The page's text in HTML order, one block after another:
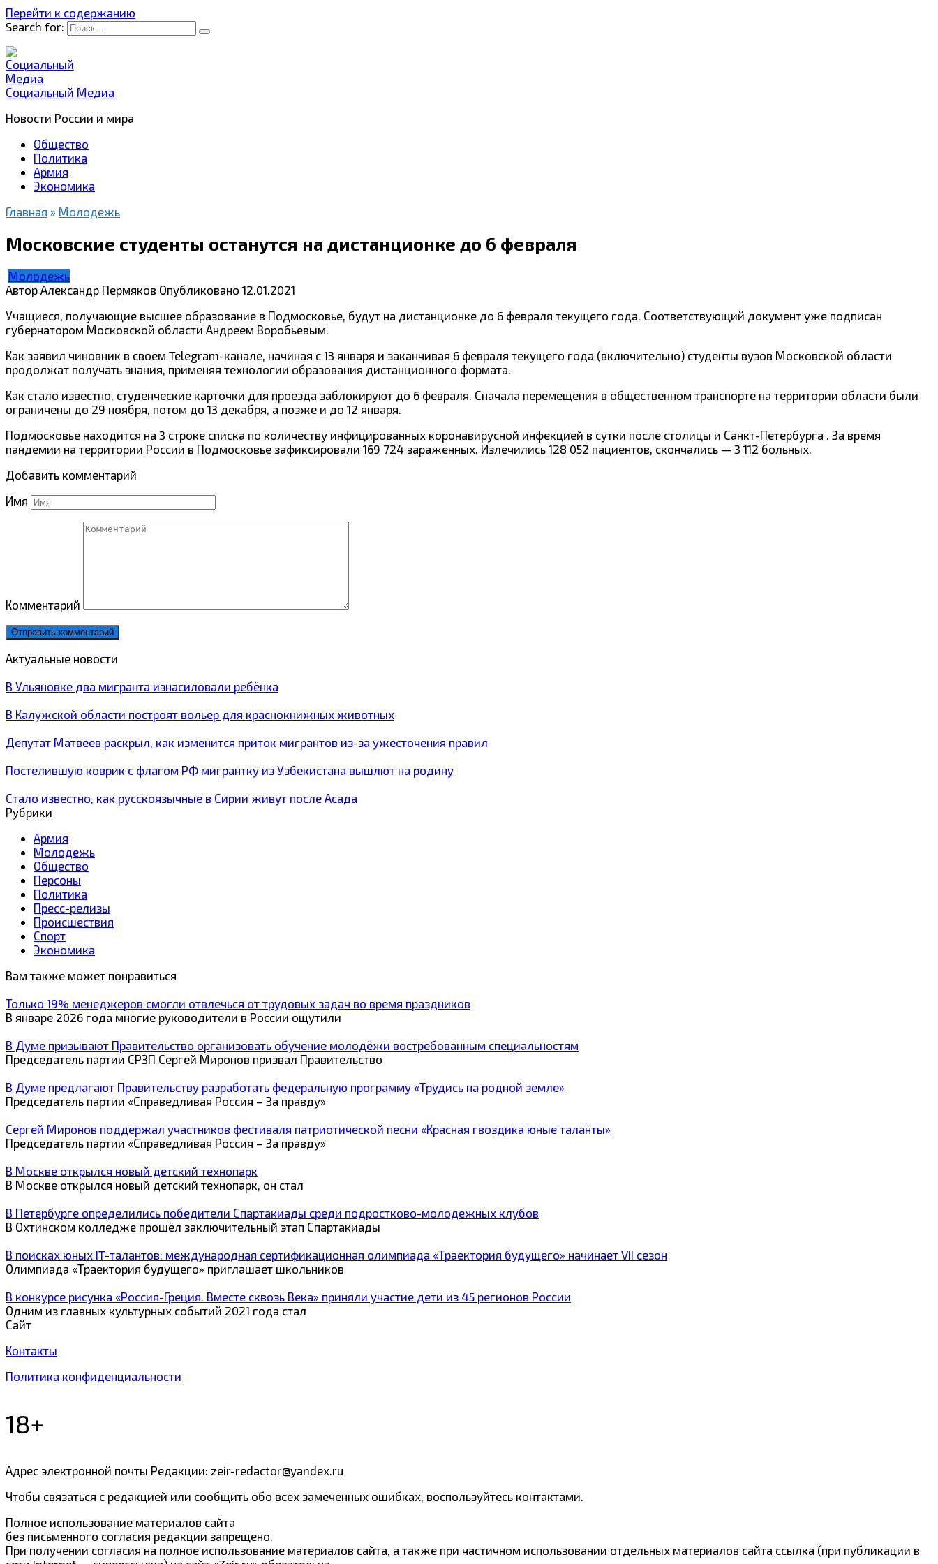
Перейти к содержанию
Search for:
Социальный Медиа
Новости России и мира
Общество
Политика
Армия
Экономика
Главная » Молодежь
Московские студенты останутся на дистанционке до 6 февраля
Молодежь
Автор Александр Пермяков Опубликовано 12.01.2021
Учащиеся, получающие высшее образование в Подмосковье, будут на дистанционке до 6 февраля текущего года. Соответствующий документ уже подписан
губернатором Московской области Андреем Воробьевым.
Как заявил чиновник в своем Telegram-канале, начиная с 13 января и заканчивая 6 февраля текущего года (включительно) студенты вузов Московской области
продолжат получать знания, применяя технологии образования дистанционного формата.
Как стало известно, студенческие карточки для проезда заблокируют до 6 февраля. Сначала перемещения в общественном транспорте на территории области были
ограничены до 29 ноября, потом до 13 декабря, а позже и до 12 января.
Подмосковье находится на 3 строке списка по количеству инфицированных коронавирусной инфекцией в сутки после столицы и Санкт-Петербурга . За время
пандемии на территории России в Подмосковье зафиксировали 169 724 зараженных. Излечились 128 052 пациентов, скончались — 3 112 больных.
Добавить комментарий
Имя
Комментарий
Актуальные новости
В Ульяновке два мигранта изнасиловали ребёнка
В Калужской области построят вольер для краснокнижных животных
Депутат Матвеев раскрыл, как изменится приток мигрантов из-за ужесточения правил
Постелившую коврик с флагом РФ мигрантку из Узбекистана вышлют на родину
Стало известно, как русскоязычные в Сирии живут после Асада
Рубрики
Армия
Молодежь
Общество
Персоны
Политика
Пресс-релизы
Происшествия
Спорт
Экономика
Вам также может понравиться
Только 19% менеджеров смогли отвлечься от трудовых задач во время праздников
В январе 2026 года многие руководители в России ощутили
В Думе призывают Правительство организовать обучение молодёжи востребованным специальностям
Председатель партии СРЗП Сергей Миронов призвал Правительство
В Думе предлагают Правительству разработать федеральную программу «Трудись на родной земле»
Председатель партии «Справедливая Россия – За правду»
Сергей Миронов поддержал участников фестиваля патриотической песни «Красная гвоздика юные таланты»
Председатель партии «Справедливая Россия – За правду»
В Москве открылся новый детский технопарк
В Москве открылся новый детский технопарк, он стал
В Петербурге определились победители Спартакиады среди подростково-молодежных клубов
В Охтинском колледже прошёл заключительный этап Спартакиады
В поисках юных IT-талантов: международная сертификационная олимпиада «Траектория будущего» начинает VII сезон
Олимпиада «Траектория будущего» приглашает школьников
В конкурсе рисунка «Россия-Греция. Вместе сквозь Века» приняли участие дети из 45 регионов России
Одним из главных культурных событий 2021 года стал
Сайт
Контакты
Политика конфиденциальности
18+
Адрес электронной почты Редакции: zeir-redactor@yandex.ru
Чтобы связаться с редакцией или сообщить обо всех замеченных ошибках, воспользуйтесь контактами.
Полное использование материалов сайта
без письменного согласия редакции запрещено.
При получении согласия на полное использование материалов сайта, а также при частичном использовании отдельных материалов сайта ссылка (при публикации в